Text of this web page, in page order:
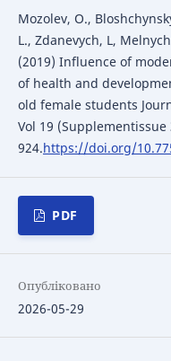
Mozolev, О.,
L., Zdanevych, L,
(2019) Influence of
of health and
old female students
Vol 19 (Supplementissue
924.https://doi.org/
PDF
Опубліковано
2026-05-29